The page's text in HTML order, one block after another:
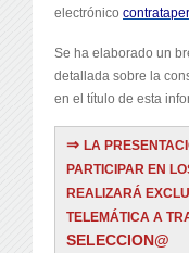
electrónico
Se ha elaborado un
detallada sobre la
en el título de esta
⇒ LA
PARTICIPAR EN
REALIZARÁ
TELEMÁTICA A
SELECCION@